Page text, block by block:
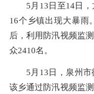
5月13日至14日
16个乡镇出现大暴雨
后，利用防汛视频监
众2410名。
5月13日，泉州市
该乡通过防汛视频监